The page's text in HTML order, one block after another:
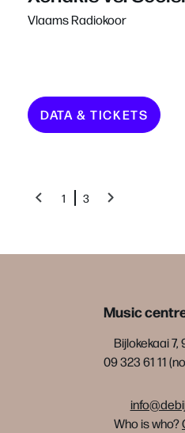
Vlaams Radiokoor
DATA & TICKETS
1 3
Music
Bijlokekaai
09 323 61 11
Who is who?